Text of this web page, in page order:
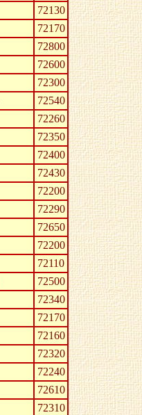
72130
72170
72800
72600
72300
72540
72260
72350
72400
72430
72200
72290
72650
72200
72110
72500
72340
72170
72160
72320
72240
72610
72310